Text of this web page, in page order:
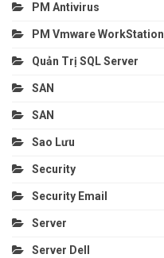
PM Antivirus
PM Vmware WorkStation
Quản Trị SQL Server
SAN
SAN
Sao Lưu
Security
Security Email
Server
Server Dell